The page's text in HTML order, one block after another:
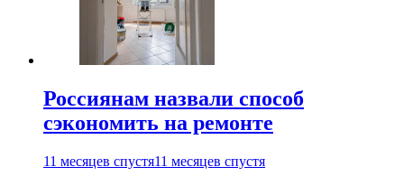
Россиянам назвали способ
сэкономить на ремонте
11 месяцев спустя11 месяцев спустя